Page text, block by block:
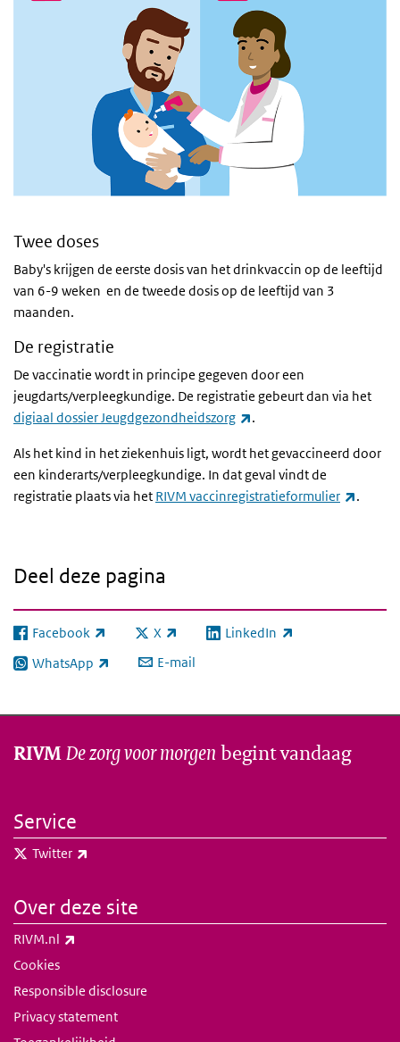
Twee doses
Baby's krijgen de eerste dosis van het drinkvaccin op de leeftijd
van 6-9 weken en de tweede dosis op de leeftijd van 3
maanden.
De registratie
De vaccinatie wordt in principe gegeven door een
jeugdarts/verpleegkundige. De registratie gebeurt dan via het
digiaal dossier Jeugdgezondheidszorg
(externe link)
.
Als het kind in het ziekenhuis ligt, wordt het gevaccineerd door
een kinderarts/verpleegkundige. In dat geval vindt de
registratie plaats via het RIVM vaccinregistratieformulier .
Deel deze pagina
Facebook
(externe link) X
(externe link) LinkedIn
(externe link)
WhatsApp
(externe link) E-mail
RIVMDe zorg voor morgen begint vandaag
Service
Twitter
Over deze site
RIVM.nl
Cookies
Responsible disclosure
Privacy statement